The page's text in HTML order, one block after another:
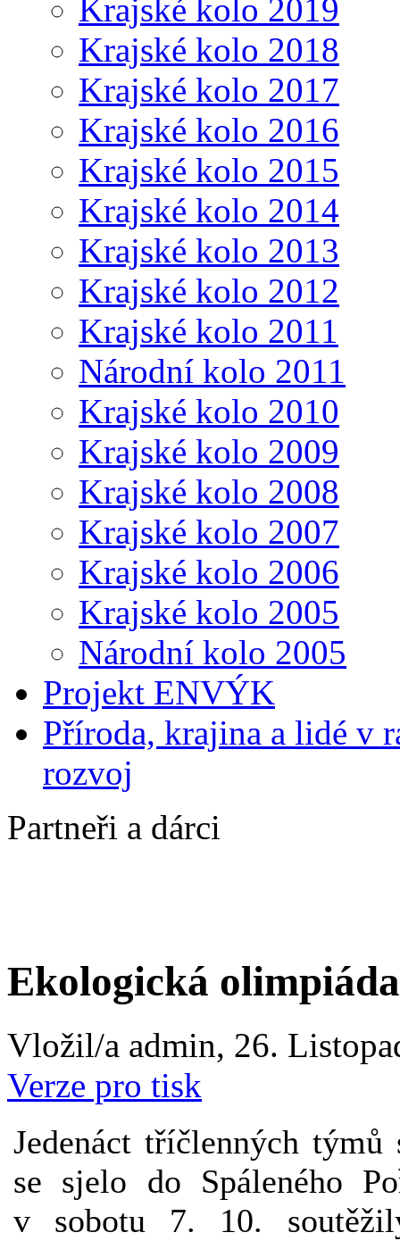
Krajské kolo 2019
Krajské kolo 2018
Krajské kolo 2017
Krajské kolo 2016
Krajské kolo 2015
Krajské kolo 2014
Krajské kolo 2013
Krajské kolo 2012
Krajské kolo 2011
Národní kolo 2011
Krajské kolo 2010
Krajské kolo 2009
Krajské kolo 2008
Krajské kolo 2007
Krajské kolo 2006
Krajské kolo 2005
Národní kolo 2005
Projekt ENVÝK
Příroda, krajina a lidé v
rozvoj
Partneři a dárci
Ekologická
Vložil/a admin, 26.
Verze pro tisk
Jedenáct tříčlenných týmů
se sjelo do Spáleného
v sobotu 7. 10.